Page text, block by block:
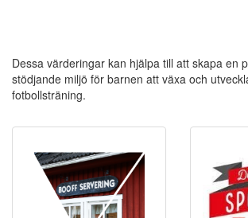
Dessa värderingar kan hjälpa till att skapa en
stödjande miljö för barnen att växa och
fotbollsträning.